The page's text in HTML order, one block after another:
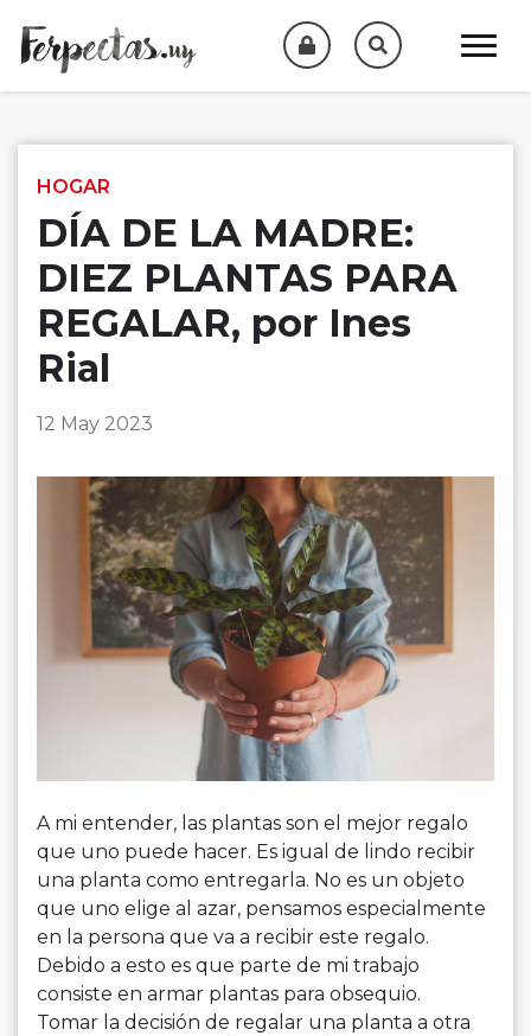
HOGAR
DÍA DE LA MADRE:
DIEZ PLANTAS PARA
REGALAR, por Ines
Rial
12 May 2023
A mi entender, las plantas son el mejor regalo
que uno puede hacer. Es igual de lindo recibir
una planta como entregarla. No es un objeto
que uno elige al azar, pensamos especialmente
en la persona que va a recibir este regalo.
Debido a esto es que parte de mi trabajo
consiste en armar plantas para obsequio.
Tomar la decisión de regalar una planta a otra